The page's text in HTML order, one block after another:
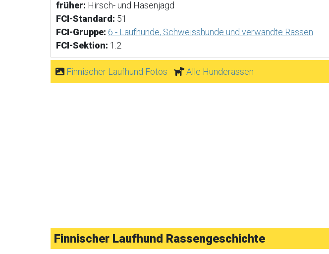
früher: Hirsch- und Hasenjagd
FCI-Standard: 51
FCI-Gruppe: 6 - Laufhunde, Schweisshunde und verwandte Rassen
FCI-Sektion: 1.2
Finnischer Laufhund Fotos Alle Hunderassen
Finnischer Laufhund Rassengeschichte